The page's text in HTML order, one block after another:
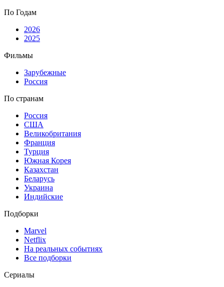
По Годам
2026
2025
Фильмы
Зарубежные
Россия
По странам
Россия
США
Великобритания
Франция
Турция
Южная Корея
Казахстан
Беларусь
Украина
Индийские
Подборки
Marvel
Netflix
На реальных событиях
Все подборки
Сериалы